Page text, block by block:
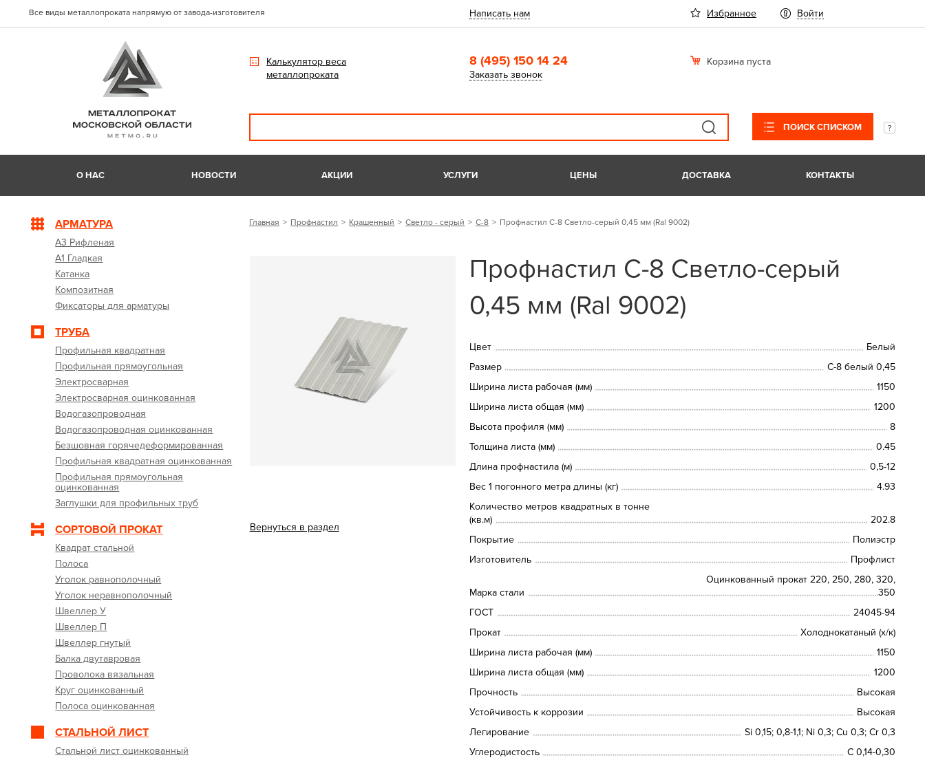
Все виды металлопроката напрямую от завода-изготовителя Написать нам Избранное Войти
Калькулятор веса
металлопроката
8 (495) 150 14 24
Заказать звонок
Корзина пуста
ПОИСК СПИСКОМ
О НАС НОВОСТИ АКЦИИ УСЛУГИ ЦЕНЫ ДОСТАВКА КОНТАКТЫ
АРМАТУРА
А3 Рифленая
А1 Гладкая
Катанка
Композитная
Фиксаторы для арматуры
ТРУБА
Профильная квадратная
Профильная прямоугольная
Электросварная
Электросварная оцинкованная
Водогазопроводная
Водогазопроводная оцинкованная
Безшовная горячедеформированная
Профильная квадратная оцинкованная
Профильная прямоугольная
оцинкованная
Заглушки для профильных труб
СОРТОВОЙ ПРОКАТ
Квадрат стальной
Полоса
Уголок равнополочный
Уголок неравнополочный
Швеллер У
Швеллер П
Швеллер гнутый
Балка двутавровая
Проволока вязальная
Круг оцинкованный
Полоса оцинкованная
СТАЛЬНОЙ ЛИСТ
Стальной лист оцинкованный
Главная Профнастил Крашенный Светло - серый С-8 Профнастил С-8 Светло-серый 0,45 мм (Ral 9002)
Вернуться в раздел
Профнастил С-8 Светло-серый
0,45 мм (Ral 9002)
Цвет
Белый
Размер
С-8 белый 0,45
Ширина листа рабочая (мм)
1150
Ширина листа общая (мм)
1200
Высота профиля (мм)
8
Толщина листа (мм)
0.45
Длина профнастила (м)
0,5-12
Вес 1 погонного метра длины (кг)
4.93
Количество метров квадратных в тонне
(кв.м)
202.8
Покрытие
Полиэстр
Изготовитель
Профлист
Марка стали
Оцинкованный прокат 220, 250, 280, 320,
350
ГОСТ
24045-94
Прокат
Холоднокатаный (х/к)
Ширина листа рабочая (мм)
1150
Ширина листа общая (мм)
1200
Прочность
Высокая
Устойчивость к коррозии
Высокая
Легирование
Si 0,15; 0,8-1,1; Ni 0,3; Сu 0,3; Cr 0,3
Углеродистость
C 0,14-0,30